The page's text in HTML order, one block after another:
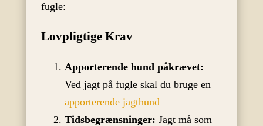
fugle:
Lovpligtige Krav
Apporterende hund påkrævet:
Ved jagt på fugle skal du bruge en
apporterende jagthund
Tidsbegrænsninger: Jagt må som